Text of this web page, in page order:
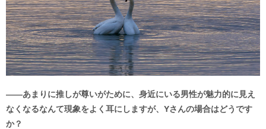
――あまりに推しが尊いがために、身近にいる男性が魅力的に見え
なくなるなんて現象をよく耳にしますが、Yさんの場合はどうです
か？